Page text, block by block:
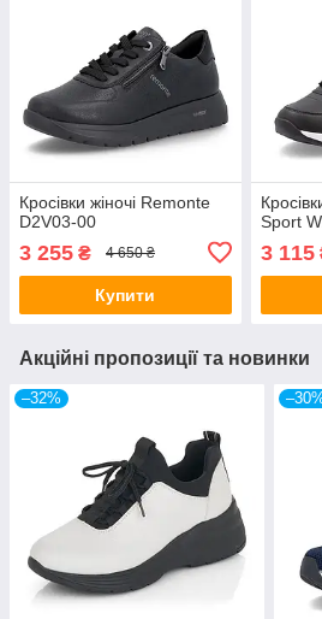
Кросівки жіночі Remonte
D2V03-00
3 255 ₴ 4 650 ₴
Купити
Sport
3 115
Акційні пропозиції та новинки
–32%